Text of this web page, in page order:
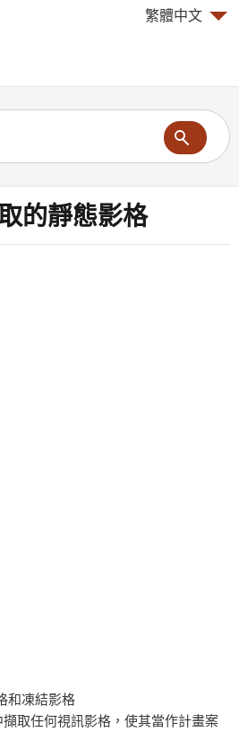
繁體中文
的靜態影格
和凍結影格
擷取任何視訊影格，使其當作計畫案